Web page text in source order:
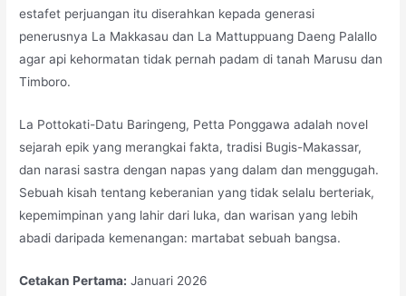
estafet perjuangan itu diserahkan kepada generasi
penerusnya La Makkasau dan La Mattuppuang Daeng Palallo
agar api kehormatan tidak pernah padam di tanah Marusu dan
Timboro.
La Pottokati-Datu Baringeng, Petta Ponggawa adalah novel
sejarah epik yang merangkai fakta, tradisi Bugis-Makassar,
dan narasi sastra dengan napas yang dalam dan menggugah.
Sebuah kisah tentang keberanian yang tidak selalu berteriak,
kepemimpinan yang lahir dari luka, dan warisan yang lebih
abadi daripada kemenangan: martabat sebuah bangsa.
Cetakan Pertama: Januari 2026